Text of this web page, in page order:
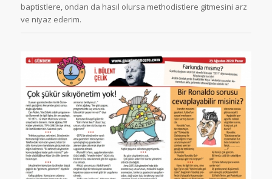
baptistlere, ondan da hasıl olursa methodistlere gitmesini arz
ve niyaz ederim.